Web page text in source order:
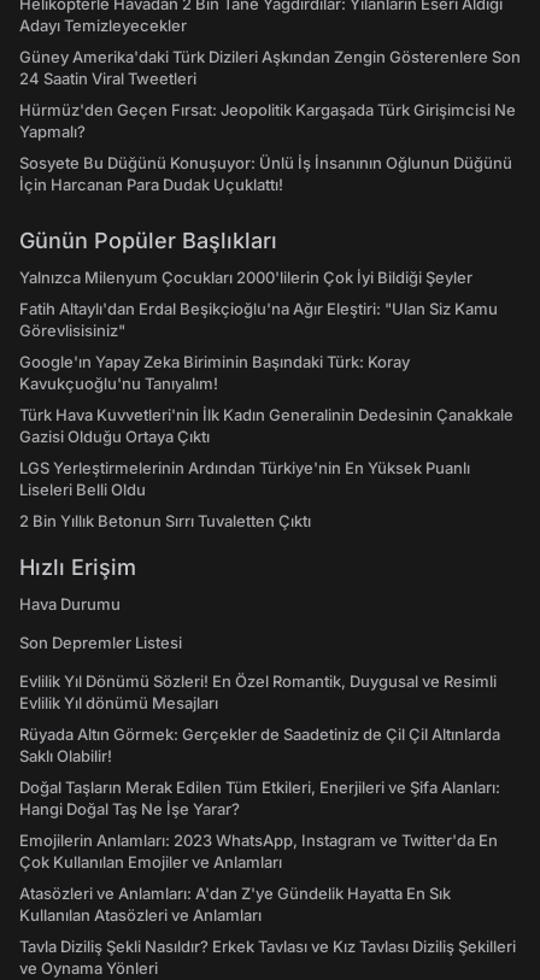
Adayı Temizleyecekler
Güney Amerika'daki Türk Dizileri Aşkından Zengin Gösterenlere Son
24 Saatin Viral Tweetleri
Hürmüz'den Geçen Fırsat: Jeopolitik Kargaşada Türk Girişimcisi Ne
Yapmalı?
Sosyete Bu Düğünü Konuşuyor: Ünlü İş İnsanının Oğlunun Düğünü
İçin Harcanan Para Dudak Uçuklattı!
Günün Popüler Başlıkları
Yalnızca Milenyum Çocukları 2000'lilerin Çok İyi Bildiği Şeyler
Fatih Altaylı'dan Erdal Beşikçioğlu'na Ağır Eleştiri: "Ulan Siz Kamu
Görevlisisiniz"
Google'ın Yapay Zeka Biriminin Başındaki Türk: Koray
Kavukçuoğlu'nu Tanıyalım!
Türk Hava Kuvvetleri'nin İlk Kadın Generalinin Dedesinin Çanakkale
Gazisi Olduğu Ortaya Çıktı
LGS Yerleştirmelerinin Ardından Türkiye'nin En Yüksek Puanlı
Liseleri Belli Oldu
2 Bin Yıllık Betonun Sırrı Tuvaletten Çıktı
Hızlı Erişim
Hava Durumu
Son Depremler Listesi
Evlilik Yıl Dönümü Sözleri! En Özel Romantik, Duygusal ve Resimli
Evlilik Yıl dönümü Mesajları
Rüyada Altın Görmek: Gerçekler de Saadetiniz de Çil Çil Altınlarda
Saklı Olabilir!
Doğal Taşların Merak Edilen Tüm Etkileri, Enerjileri ve Şifa Alanları:
Hangi Doğal Taş Ne İşe Yarar?
Emojilerin Anlamları: 2023 WhatsApp, Instagram ve Twitter'da En
Çok Kullanılan Emojiler ve Anlamları
Atasözleri ve Anlamları: A'dan Z'ye Gündelik Hayatta En Sık
Kullanılan Atasözleri ve Anlamları
Tavla Diziliş Şekli Nasıldır? Erkek Tavlası ve Kız Tavlası Diziliş Şekilleri
ve Oynama Yönleri